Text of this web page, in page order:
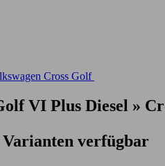
Cross Golf
VI Plus Diesel »
Varianten verfügbar